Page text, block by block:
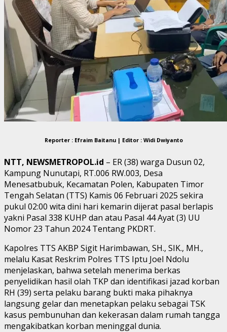
Reporter : Efraim Baitanu | Editor : Widi Dwiyanto
NTT, NEWSMETROPOL.id – ER (38) warga Dusun 02,
Kampung Nunutapi, RT.006 RW.003, Desa
Menesatbubuk, Kecamatan Polen, Kabupaten Timor
Tengah Selatan (TTS) Kamis 06 Februari 2025 sekira
pukul 02:00 wita dini hari kemarin dijerat pasal berlapis
yakni Pasal 338 KUHP dan atau Pasal 44 Ayat (3) UU
Nomor 23 Tahun 2024 Tentang PKDRT.
Kapolres TTS AKBP Sigit Harimbawan, SH., SIK., MH.,
melalu Kasat Reskrim Polres TTS Iptu Joel Ndolu
menjelaskan, bahwa setelah menerima berkas
penyelidikan hasil olah TKP dan identifikasi jazad korban
RH (39) serta pelaku barang bukti maka pihaknya
langsung gelar dan menetapkan pelaku sebagai TSK
kasus pembunuhan dan kekerasan dalam rumah tangga
mengakibatkan korban meninggal dunia.